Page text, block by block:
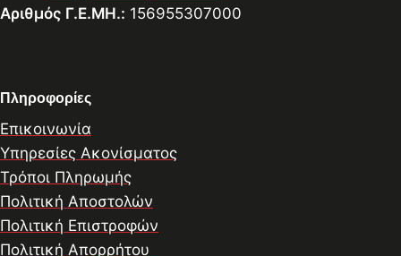
Αριθμός Γ.Ε.ΜΗ.: 156955307000
Πληροφορίες
Επικοινωνία
Υπηρεσίες Ακονίσματος
Τρόποι Πληρωμής
Πολιτική Αποστολών
Πολιτική Επιστροφών
Πολιτική Απορρήτου